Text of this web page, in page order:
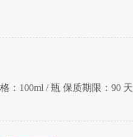
：100ml / 瓶 保质期限：90 天